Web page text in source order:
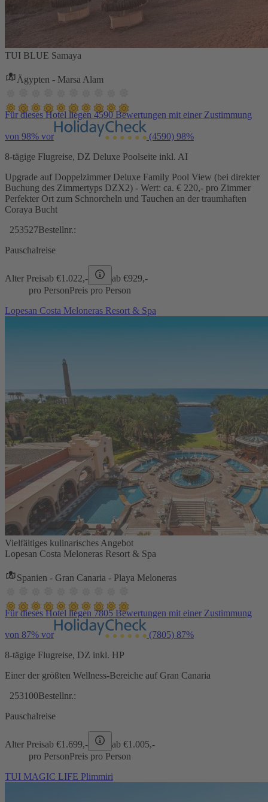
TUI BLUE Samaya
Ägypten - Marsa Alam
Für dieses Hotel liegen 4590 Bewertungen mit einer Zustimmung
von 98% vor (4590) 98%
8-tägige Flugreise, DZ Deluxe Poolseite inkl. AI
Upgrade auf Doppelzimmer Deluxe Family Pool View (bei direkter
Buchung des Zimmertyps DZX2) - Wert: ca. € 220,- pro Zimmer
Perfekter Ort zum Schnorcheln und Tauchen an der traumhaften
Coraya Bucht
253527Bestellnr.:
Pauschalreise
Alter Preisab €1.022,- ab €929,-
pro PersonPreis pro Person
Lopesan Costa Meloneras Resort & Spa
Vielfältiges kulinarisches Angebot
Lopesan Costa Meloneras Resort & Spa
Spanien - Gran Canaria - Playa Meloneras
Für dieses Hotel liegen 7805 Bewertungen mit einer Zustimmung
von 87% vor (7805) 87%
8-tägige Flugreise, DZ inkl. HP
Einer der größten Wellness-Bereiche auf Gran Canaria
253100Bestellnr.:
Pauschalreise
Alter Preisab €1.699,- ab €1.005,-
pro PersonPreis pro Person
TUI MAGIC LIFE Plimmiri